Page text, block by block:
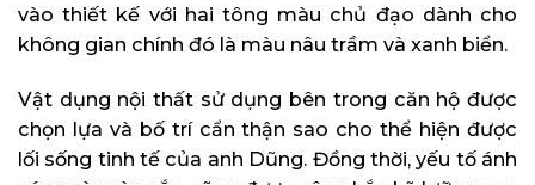
vào thiết kế với hai tông màu chủ đạo dành cho
không gian chính đó là màu nâu trầm và xanh biển.
Vật dụng nội thất sử dụng bên trong căn hộ được
chọn lựa và bố trí cẩn thận sao cho thể hiện được
lối sống tinh tế của anh Dũng. Đồng thời, yếu tố ánh